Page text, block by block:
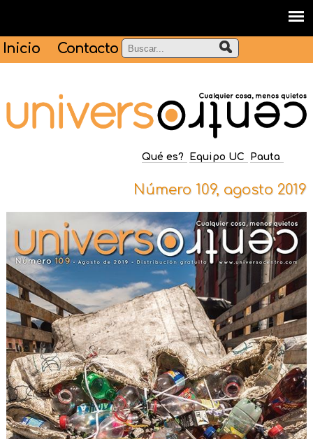
Inicio Contacto
Qué es? Equipo UC Pauta
Número 109, agosto 2019